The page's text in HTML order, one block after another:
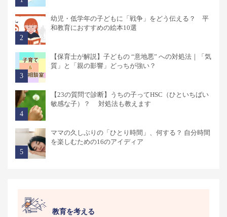
幼児・低学年の子どもに「戦争」をどう伝える？ 平
和教育におすすめの絵本10選
【保育士が解説】子どもの “意地悪” への対処法｜「気
質」と「親の影響」どっちが強い？
【23の質問で診断】うちの子ってHSC（ひといちばい
敏感な子）？ 対処法も教えます
ママの久しぶりの「ひとり時間」、何する？ 自分時間
を楽しむための16のアイディア
教育を考える